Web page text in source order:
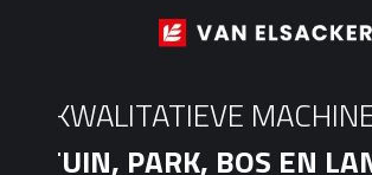
KWALITATIEVE
TUIN, PARK, BOS EN